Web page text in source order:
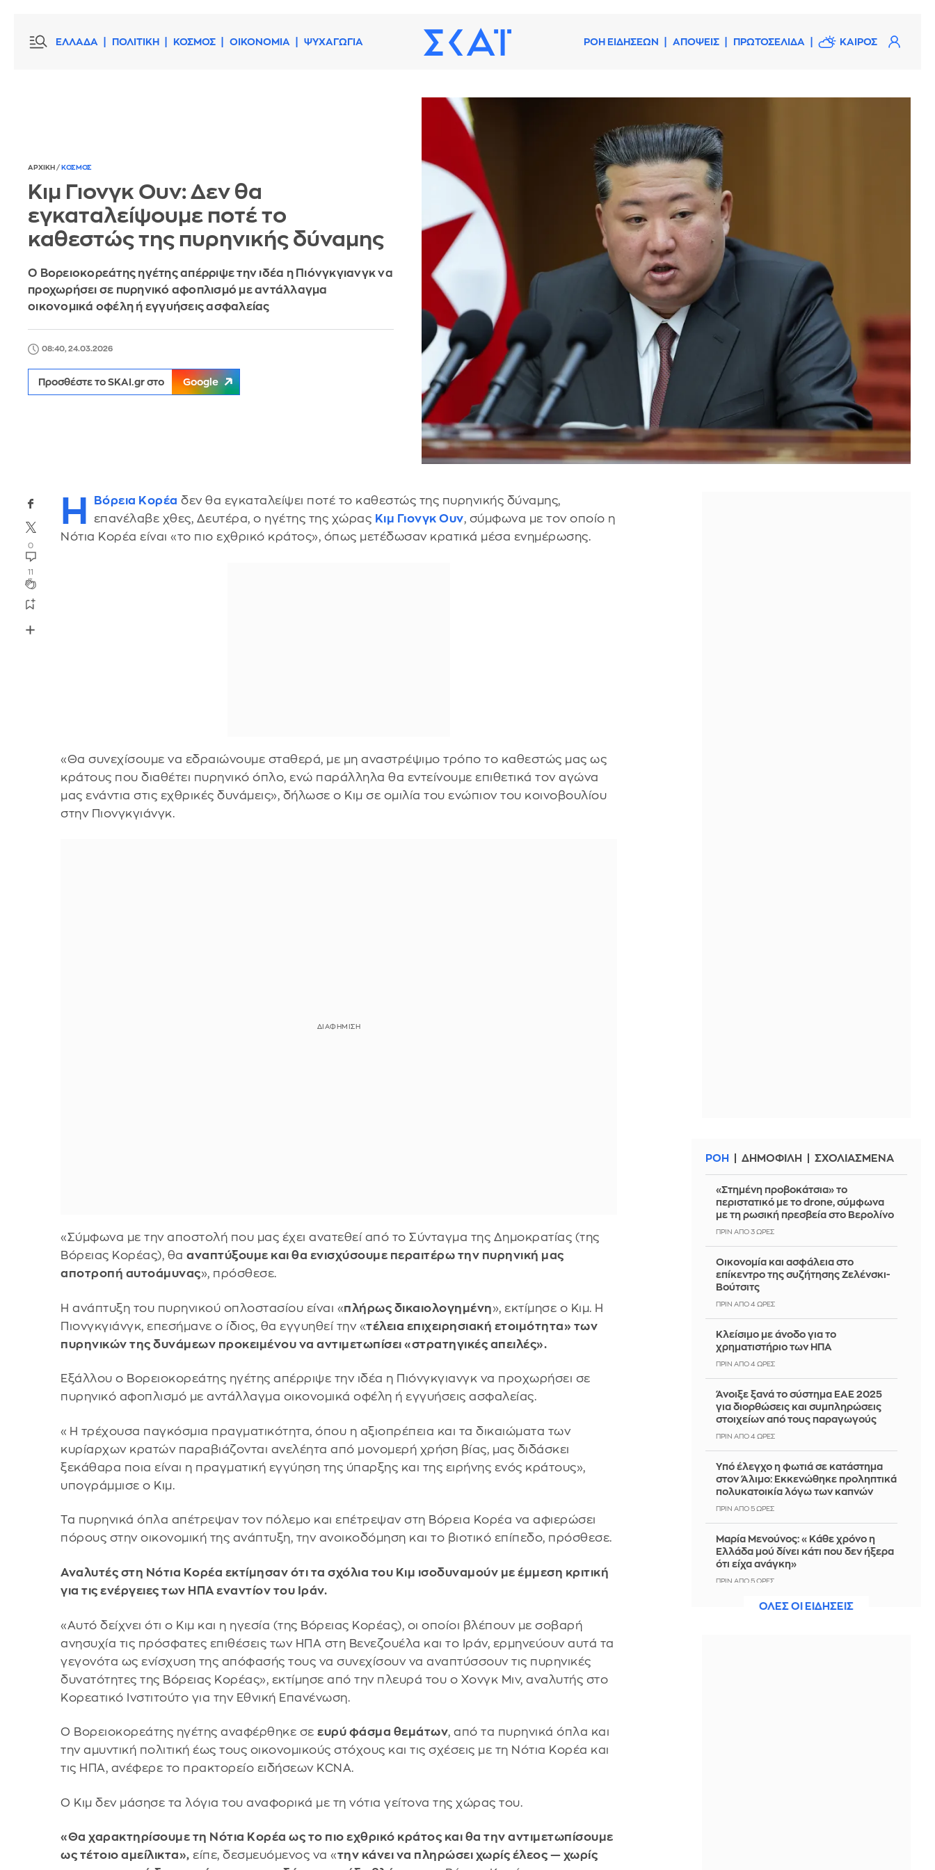
ΕΛΛΑΔΑ ΠΟΛΙΤΙΚΗ ΚΟΣΜΟΣ ΟΙΚΟΝΟΜΙΑ ΨΥΧΑΓΩΓΙΑ ΡΟΗ ΕΙΔΗΣΕΩΝ ΑΠΟΨΕΙΣ ΠΡΩΤΟΣΕΛΙΔΑ ΚΑΙΡΟΣ
ΑΡΧΙΚΗ / ΚΟΣΜΟΣ
Κιμ Γιονγκ Ουν: Δεν θα
εγκαταλείψουμε ποτέ το
καθεστώς της πυρηνικής δύναμης
Ο Βορειοκορεάτης ηγέτης απέρριψε την ιδέα η Πιόνγκγιανγκ να
προχωρήσει σε πυρηνικό αφοπλισμό με αντάλλαγμα
οικονομικά οφέλη ή εγγυήσεις ασφαλείας
08:40, 24.03.2026
Προσθέστε το SKAI.gr στο Google
0
11
Η Βόρεια Κορέα δεν θα εγκαταλείψει ποτέ το καθεστώς της πυρηνικής δύναμης,
επανέλαβε χθες, Δευτέρα, ο ηγέτης της χώρας Κιμ Γιονγκ Ουν, σύμφωνα με τον οποίο η
Νότια Κορέα είναι «το πιο εχθρικό κράτος», όπως μετέδωσαν κρατικά μέσα ενημέρωσης.
«Θα συνεχίσουμε να εδραιώνουμε σταθερά, με μη αναστρέψιμο τρόπο το καθεστώς μας ως
κράτους που διαθέτει πυρηνικό όπλο, ενώ παράλληλα θα εντείνουμε επιθετικά τον αγώνα
μας ενάντια στις εχθρικές δυνάμεις», δήλωσε o Κιμ σε ομιλία του ενώπιον του κοινοβουλίου
στην Πιονγκγιάνγκ.
«Σύμφωνα με την αποστολή που μας έχει ανατεθεί από το Σύνταγμα της Δημοκρατίας (της
Βόρειας Κορέας), θααναπτύξουμε και θα ενισχύσουμε περαιτέρω την πυρηνική μας
αποτροπή αυτοάμυνας», πρόσθεσε.
Η ανάπτυξη του πυρηνικού οπλοστασίου είναι «πλήρως δικαιολογημένη», εκτίμησε ο Κιμ. Η
Πιονγκγιάνγκ, επεσήμανε ο ίδιος, θα εγγυηθεί την «τέλεια επιχειρησιακή ετοιμότητα» των
πυρηνικών της δυνάμεων προκειμένου να αντιμετωπίσει «στρατηγικές απειλές».
Εξάλλου ο Βορειοκορεάτης ηγέτης απέρριψε την ιδέα η Πιόνγκγιανγκ να προχωρήσει σε
πυρηνικό αφοπλισμό με αντάλλαγμα οικονομικά οφέλη ή εγγυήσεις ασφαλείας.
«Η τρέχουσα παγκόσμια πραγματικότητα, όπου η αξιοπρέπεια και τα δικαιώματα των
κυρίαρχων κρατών παραβιάζονται ανελέητα από μονομερή χρήση βίας, μας διδάσκει
ξεκάθαρα ποια είναι η πραγματική εγγύηση της ύπαρξης και της ειρήνης ενός κράτους»,
υπογράμμισε ο Κιμ.
Τα πυρηνικά όπλα απέτρεψαν τον πόλεμο και επέτρεψαν στη Βόρεια Κορέα να αφιερώσει
πόρους στην οικονομική της ανάπτυξη, την ανοικοδόμηση και το βιοτικό επίπεδο, πρόσθεσε.
Αναλυτές στη Νότια Κορέα εκτίμησαν ότι τα σχόλια του Κιμ ισοδυναμούν με έμμεση κριτική
για τις ενέργειες των ΗΠΑ εναντίον του Ιράν.
«Αυτό δείχνει ότι ο Κιμ και η ηγεσία (της Βόρειας Κορέας), οι οποίοι βλέπουν με σοβαρή
ανησυχία τις πρόσφατες επιθέσεις των ΗΠΑ στη Βενεζουέλα και το Ιράν, ερμηνεύουν αυτά τα
γεγονότα ως ενίσχυση της απόφασής τους να συνεχίσουν να αναπτύσσουν τις πυρηνικές
δυνατότητες της Βόρειας Κορέας», εκτίμησε από την πλευρά του ο Χονγκ Μιν, αναλυτής στο
Κορεατικό Ινστιτούτο για την Εθνική Επανένωση.
Ο Βορειοκορεάτης ηγέτης αναφέρθηκε σεευρύ φάσμα θεμάτων, από τα πυρηνικά όπλα και
την αμυντική πολιτική έως τους οικονομικούς στόχους και τις σχέσεις με τη Νότια Κορέα και
τις ΗΠΑ, ανέφερε το πρακτορείο ειδήσεων KCNA.
Ο Κιμ δεν μάσησε τα λόγια του αναφορικά με τη νότια γείτονα της χώρας του.
«Θα χαρακτηρίσουμε τη Νότια Κορέα ως το πιο εχθρικό κράτος και θα την αντιμετωπίσουμε
ως τέτοιο αμείλικτα», είπε, δεσμευόμενος να «την κάνει να πληρώσει χωρίς έλεος — χωρίς
ΡΟΗ ΔΗΜΟΦΙΛΗ ΣΧΟΛΙΑΣΜΕΝΑ
«Στημένη προβοκάτσια» το
περιστατικό με το drone, σύμφωνα
με τη ρωσική πρεσβεία στο Βερολίνο
ΠΡΙΝ ΑΠΌ 3 ΏΡΕΣ
Οικονομία και ασφάλεια στο
επίκεντρο της συζήτησης Ζελένσκι-
Βούτσιτς
ΠΡΙΝ ΑΠΌ 4 ΏΡΕΣ
Κλείσιμο με άνοδο για το
χρηματιστήριο των ΗΠΑ
ΠΡΙΝ ΑΠΌ 4 ΏΡΕΣ
Άνοιξε ξανά το σύστημα ΕΑΕ 2025
για διορθώσεις και συμπληρώσεις
στοιχείων από τους παραγωγούς
ΠΡΙΝ ΑΠΌ 4 ΏΡΕΣ
Yπό έλεγχο η φωτιά σε κατάστημα
στον Άλιμο: Εκκενώθηκε προληπτικά
πολυκατοικία λόγω των καπνών
ΠΡΙΝ ΑΠΌ 5 ΏΡΕΣ
Μαρία Μενούνος: «Κάθε χρόνο η
Ελλάδα μού δίνει κάτι που δεν ήξερα
ότι είχα ανάγκη»
ΠΡΙΝ ΑΠΌ 5 ΏΡΕΣ
Η ξηρασία απειλεί την
ΟΛΕΣ ΟΙ ΕΙΔΗΣΕΙΣ